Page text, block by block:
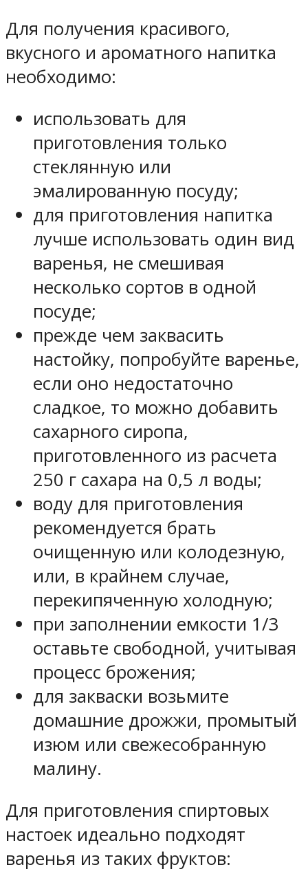
Для получения красивого,
вкусного и ароматного напитка
необходимо:
использовать для
приготовления только
стеклянную или
эмалированную посуду;
для приготовления напитка
лучше использовать один вид
варенья, не смешивая
несколько сортов в одной
посуде;
прежде чем заквасить
настойку, попробуйте варенье,
если оно недостаточно
сладкое, то можно добавить
сахарного сиропа,
приготовленного из расчета
250 г сахара на 0,5 л воды;
воду для приготовления
рекомендуется брать
очищенную или колодезную,
или, в крайнем случае,
перекипяченную холодную;
при заполнении емкости 1/3
оставьте свободной, учитывая
процесс брожения;
для закваски возьмите
домашние дрожжи, промытый
изюм или свежесобранную
малину.
Для приготовления спиртовых
настоек идеально подходят
варенья из таких фруктов: